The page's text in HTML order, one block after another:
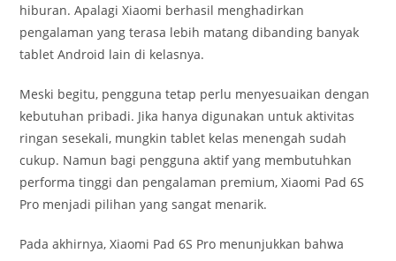
hiburan. Apalagi Xiaomi berhasil menghadirkan
pengalaman yang terasa lebih matang dibanding banyak
tablet Android lain di kelasnya.
Meski begitu, pengguna tetap perlu menyesuaikan dengan
kebutuhan pribadi. Jika hanya digunakan untuk aktivitas
ringan sesekali, mungkin tablet kelas menengah sudah
cukup. Namun bagi pengguna aktif yang membutuhkan
performa tinggi dan pengalaman premium, Xiaomi Pad 6S
Pro menjadi pilihan yang sangat menarik.
Pada akhirnya, Xiaomi Pad 6S Pro menunjukkan bahwa